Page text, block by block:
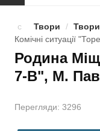
Твори англійською
Твори /
Комічні ситуації
Родина
7-В", М.
Перегляди: 3296